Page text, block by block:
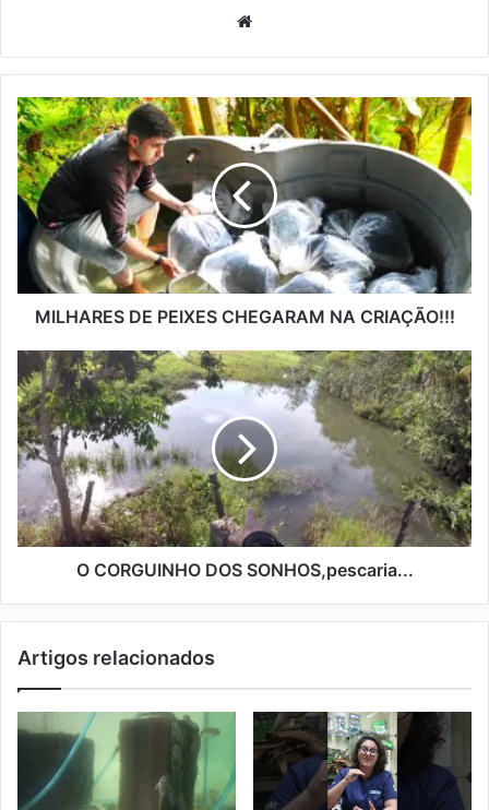
Website
MILHARES DE PEIXES CHEGARAM NA CRIAÇÃO!!!
O CORGUINHO DOS SONHOS,pescaria...
Artigos relacionados